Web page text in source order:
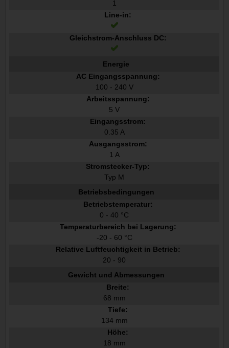
1
Line-in:
Gleichstrom-Anschluss DC:
Energie
AC Eingangsspannung:
100 - 240 V
Arbeitsspannung:
5 V
Eingangsstrom:
0.35 A
Ausgangsstrom:
1 A
Stromstecker-Typ:
Typ M
Betriebsbedingungen
Betriebstemperatur:
0 - 40 °C
Temperaturbereich bei Lagerung:
-20 - 60 °C
Relative Luftfeuchtigkeit in Betrieb:
20 - 90
Gewicht und Abmessungen
Breite:
68 mm
Tiefe:
134 mm
Höhe:
18 mm